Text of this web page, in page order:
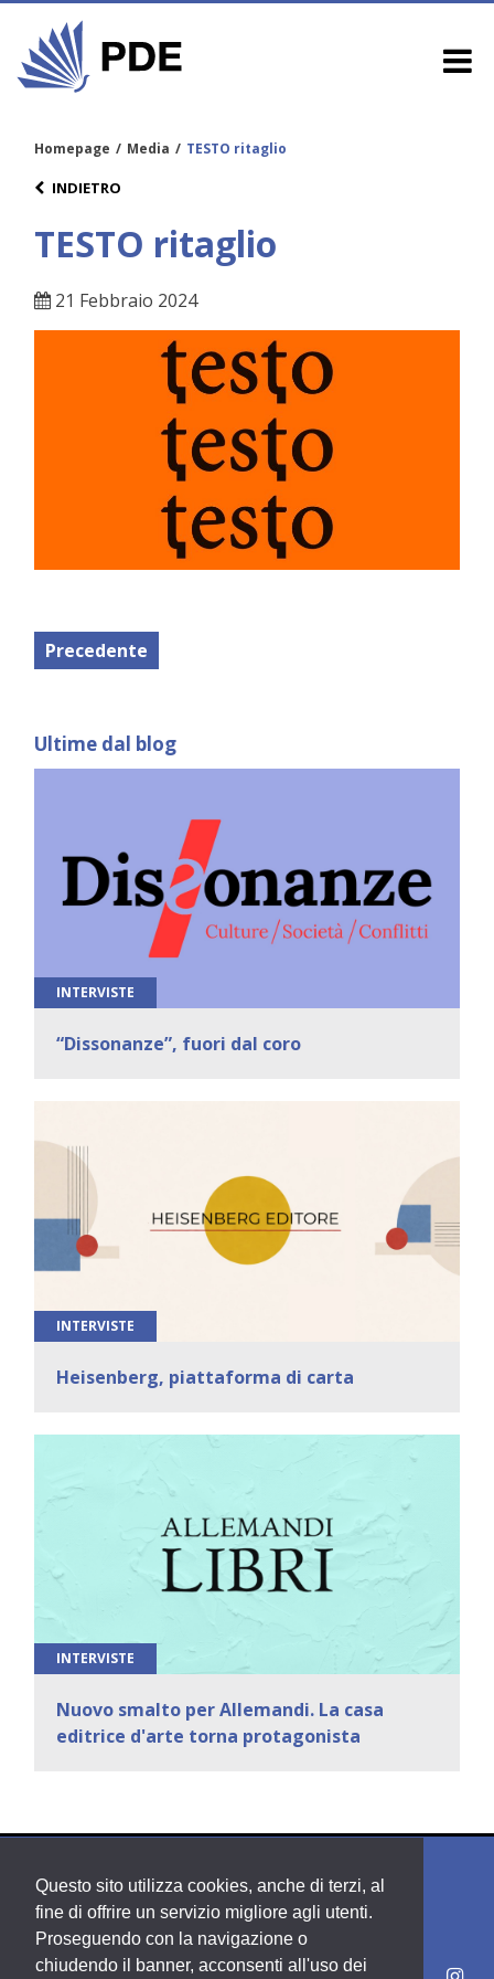
Questo sito utilizza cookies, anche di terzi, al
fine di offrire un servizio migliore agli utenti.
Proseguendo con la navigazione o
chiudendo il banner, acconsenti all'uso dei
Homepage / Media / TESTO ritaglio
INDIETRO
TESTO ritaglio
21 Febbraio 2024
Precedente
Ultime dal blog
INTERVISTE
“Dissonanze”, fuori dal coro
INTERVISTE
Heisenberg, piattaforma di carta
INTERVISTE
Nuovo smalto per Allemandi. La casa
editrice d'arte torna protagonista